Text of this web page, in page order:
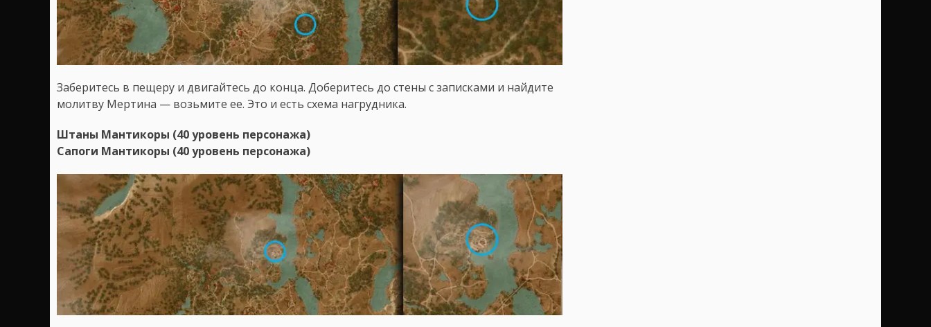
Заберитесь в пещеру и двигайтесь до конца. Доберитесь до стены с записками и найдите
молитву Мертина — возьмите ее. Это и есть схема нагрудника.
Штаны Мантикоры (40 уровень персонажа)
Сапоги Мантикоры (40 уровень персонажа)